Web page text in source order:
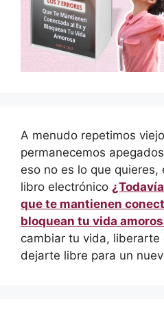
A menudo repetimos
permanecemos
eso no es lo que quieres,
libro electrónico
que te mantienen
bloquean tu vida
cambiar tu vida, liberarte
dejarte libre para un